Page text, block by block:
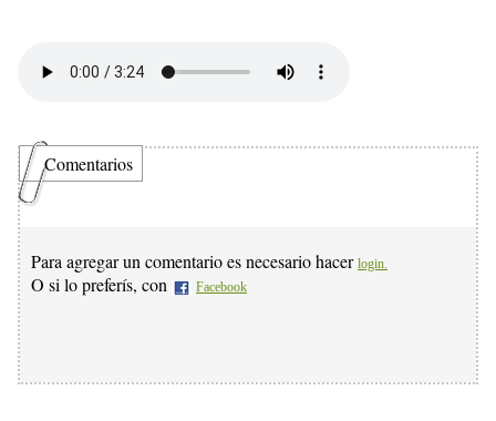
Comentarios
Para agregar un comentario es necesario hacer login.
O si lo preferís, con Facebook